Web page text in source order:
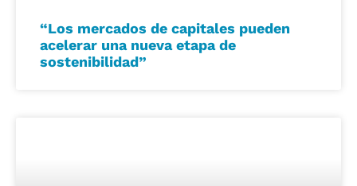
“Los mercados de capitales pueden
acelerar una nueva etapa de
sostenibilidad”